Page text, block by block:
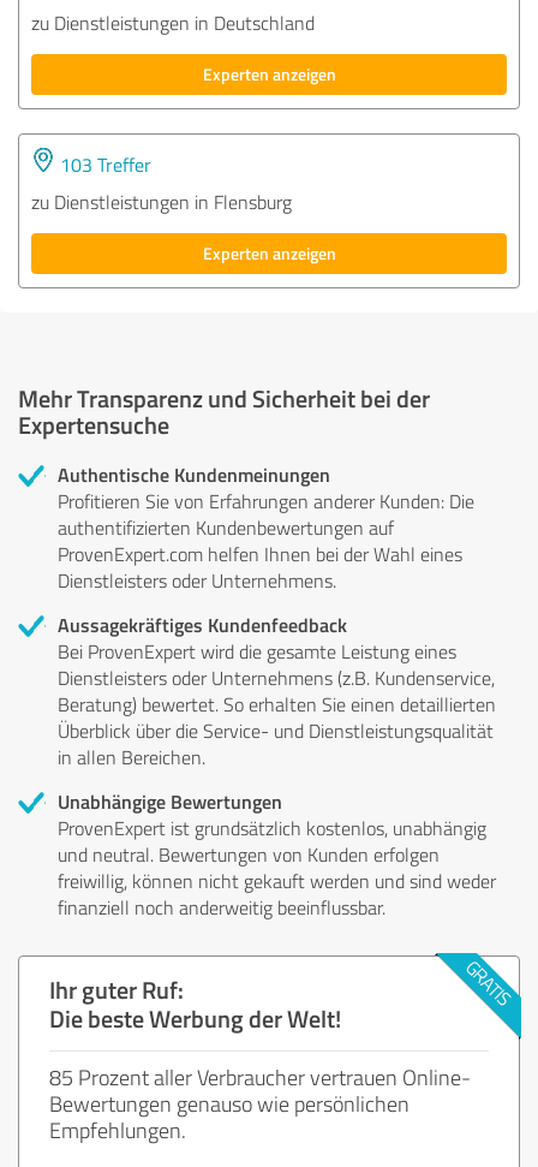
zu Dienstleistungen in Deutschland
Experten anzeigen
103 Treffer
zu Dienstleistungen in Flensburg
Experten anzeigen
Mehr Transparenz und Sicherheit bei der
Expertensuche
Authentische Kundenmeinungen
Profitieren Sie von Erfahrungen anderer Kunden: Die
authentifizierten Kundenbewertungen auf
ProvenExpert.com helfen Ihnen bei der Wahl eines
Dienstleisters oder Unternehmens.
Aussagekräftiges Kundenfeedback
Bei ProvenExpert wird die gesamte Leistung eines
Dienstleisters oder Unternehmens (z.B. Kundenservice,
Beratung) bewertet. So erhalten Sie einen detaillierten
Überblick über die Service- und Dienstleistungsqualität
in allen Bereichen.
Unabhängige Bewertungen
ProvenExpert ist grundsätzlich kostenlos, unabhängig
und neutral. Bewertungen von Kunden erfolgen
freiwillig, können nicht gekauft werden und sind weder
finanziell noch anderweitig beeinflussbar.
Ihr guter Ruf:
Die beste Werbung der Welt!
85 Prozent aller Verbraucher vertrauen Online-
Bewertungen genauso wie persönlichen
Empfehlungen.